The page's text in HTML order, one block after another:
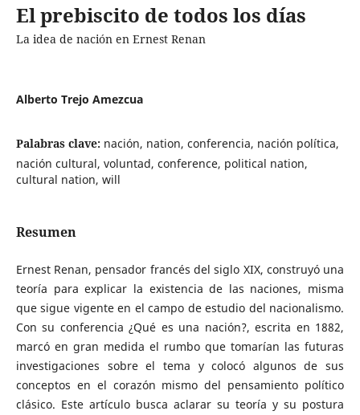
El prebiscito de todos los días
La idea de nación en Ernest Renan
Alberto Trejo Amezcua
Palabras clave: nación, nation, conferencia, nación política,
nación cultural, voluntad, conference, political nation,
cultural nation, will
Resumen
Ernest Renan, pensador francés del siglo XIX, construyó una
teoría para explicar la existencia de las naciones, misma
que sigue vigente en el campo de estudio del nacionalismo.
Con su conferencia ¿Qué es una nación?, escrita en 1882,
marcó en gran medida el rumbo que tomarían las futuras
investigaciones sobre el tema y colocó algunos de sus
conceptos en el corazón mismo del pensamiento político
clásico. Este artículo busca aclarar su teoría y su postura